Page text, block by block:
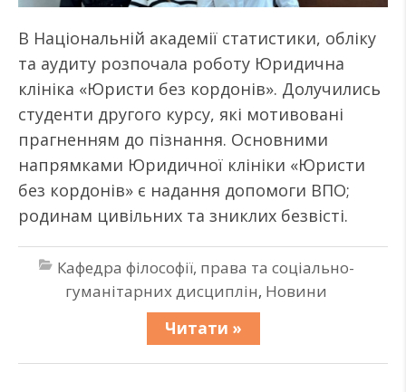
В Національній академії статистики, обліку
та аудиту розпочала роботу Юридична
клініка «Юристи без кордонів». Долучились
студенти другого курсу, які мотивовані
прагненням до пізнання. Основними
напрямками Юридичної клініки «Юристи
без кордонів» є надання допомоги ВПО;
родинам цивільних та зниклих безвісті.
Кафедра філософії, права та соціально-
гуманітарних дисциплін, Новини
Читати »